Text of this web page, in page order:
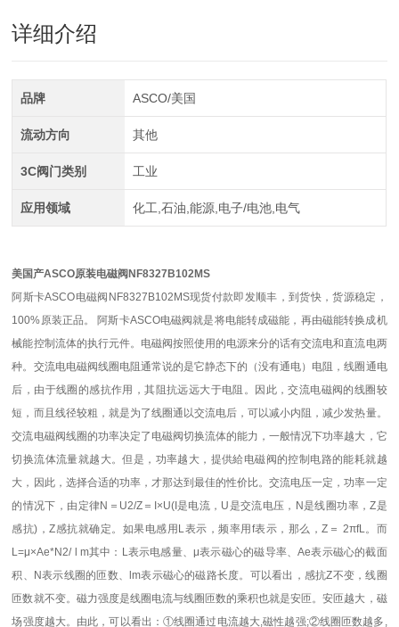
详细介绍
品牌 ASCO/美国
流动方向 其他
3C阀门类别 工业
应用领域 化工,石油,能源,电子/电池,电气
美国产ASCO原装电磁阀NF8327B102MS
阿斯卡ASCO电磁阀NF8327B102MS现货付款即发顺丰，到货快，货源稳定，
100%原装正品。 阿斯卡ASCO电磁阀就是将电能转成磁能，再由磁能转换成机
械能控制流体的执行元件。电磁阀按照使用的电源来分的话有交流电和直流电两
种。交流电电磁阀线圈电阻通常说的是它静态下的（没有通电）电阻，线圈通电
后，由于线圈的感抗作用，其阻抗远远大于电阻。因此，交流电磁阀的线圈较
短，而且线径较粗，就是为了线圈通以交流电后，可以减小内阻，减少发热量。
交流电磁阀线圈的功率决定了电磁阀切换流体的能力，一般情况下功率越大，它
切换流体流量就越大。但是，功率越大，提供給电磁阀的控制电路的能耗就越
大，因此，选择合适的功率，才那达到最佳的性价比。交流电压一定，功率一定
的情况下，由定律N＝U2/Z＝I×U(I是电流，U是交流电压，N是线圈功率，Z是
感抗)，Z感抗就确定。如果电感用L表示，频率用f表示，那么，Z＝ 2πfL。而
L=μ×Ae*N2/ l m其中：L表示电感量、μ表示磁心的磁导率、Ae表示磁心的截面
积、N表示线圈的匝数、lm表示磁心的磁路长度。可以看出，感抗Z不变，线圈
匝数就不变。磁力强度是线圈电流与线圈匝数的乘积也就是安匝。安匝越大，磁
场强度越大。由此，可以看出：①线圈通过电流越大,磁性越强;②线圈匝数越多,